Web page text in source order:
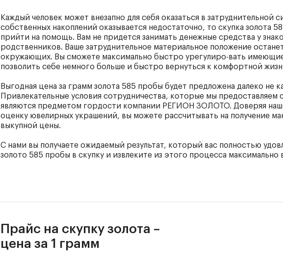
Каждый человек может внезапно для себя оказаться в затруднительной
собственных накоплений оказывается недостаточно, то скупка золота
прийти на помощь. Вам не придется занимать денежные средства у
родственников. Ваше затруднительное материальное положение
окружающих. Вы сможете максимально быстро урегулиро-вать
позволить себе немного больше и быстро вернуться к комфортной
Выгодная цена за грамм золота 585 пробы будет предложена далеко не
Привлекательные условия сотрудничества, которые мы предоставляем
являются предметом гордости компании РЕГИОН ЗОЛОТО. Доверяя
оценку ювелирных украшений, вы можете рассчитывать на получение
выкупной цены.
С нами вы получаете ожидаемый результат, который вас полностью
золото 585 пробы в скупку и извлеките из этого процесса максимально
Прайс на скупку золота –
цена за 1 грамм